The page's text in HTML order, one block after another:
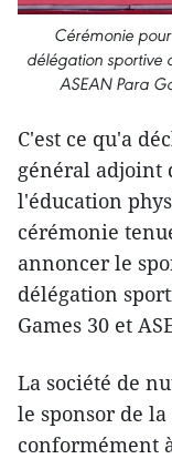
Cérémonie
délégation sportive
ASEAN Para
C'est ce qu'a
général adjoint
l'éducation
cérémonie
annoncer le
délégation
Games 30 et
La société de
le sponsor de
conformément